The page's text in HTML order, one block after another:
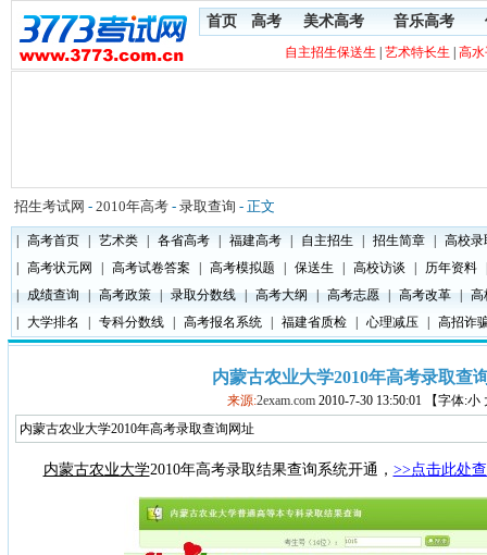
首页 高考 美术高考 音乐高考
自主招生保送生 艺术特长生 高
招生考试网 - 2010年高考 - 录取查询 - 正文
高考首页 艺术类 各省高考 福建高考 自主招生 招生简章
高校录
高考状元网 高考试卷答案 高考模拟题 保送生 高校访谈 历年资料
成绩查询 高考政策 录取分数线 高考大纲 高考志愿 高考改革
高
大学排名 专科分数线 高考报名系统 福建省质检 心理减压 高招诈
内蒙古农业大学2010年高考录取查
来源:2exam.com 2010-7-30 13:50:01 【字体:小
内蒙古农业大学2010年高考录取查询网址
内蒙古农业大学2010年高考录取结果查询系统开通， >>点击此处